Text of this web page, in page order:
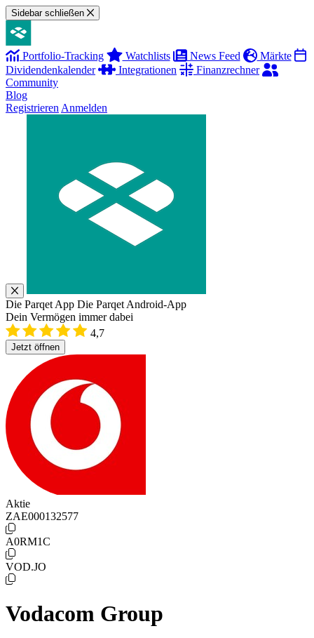
Sidebar schließen
Portfolio-Tracking Watchlists News Feed
Märkte
Dividendenkalender
Integrationen
Finanzrechner
Community
Blog
Registrieren Anmelden
Die Parqet App Die Parqet Android-App
Dein Vermögen immer dabei
4,7
Jetzt öffnen
Aktie
ZAE000132577
A0RM1C
VOD.JO
Vodacom Group